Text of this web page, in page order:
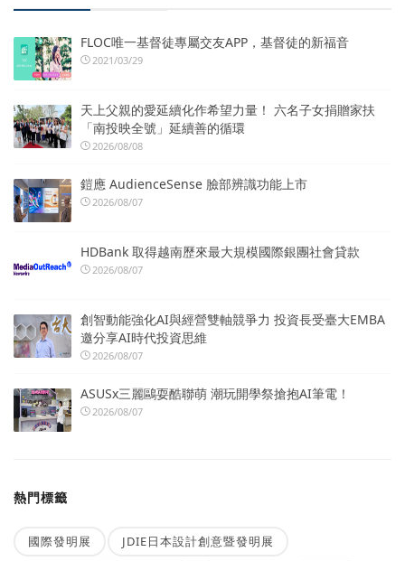
FLOC唯一基督徒專屬交友APP，基督徒的新福音
2021/03/29
天上父親的愛延續化作希望力量！ 六名子女捐贈家扶
「南投映全號」延續善的循環
2026/08/08
鎧應 AudienceSense 臉部辨識功能上市
2026/08/07
HDBank 取得越南歷來最大規模國際銀團社會貸款
2026/08/07
創智動能強化AI與經營雙軸競爭力 投資長受臺大EMBA
邀分享AI時代投資思維
2026/08/07
ASUSx三麗鷗耍酷聯萌 潮玩開學祭搶抱AI筆電！
2026/08/07
熱門標籤
國際發明展 JDIE日本設計創意暨發明展